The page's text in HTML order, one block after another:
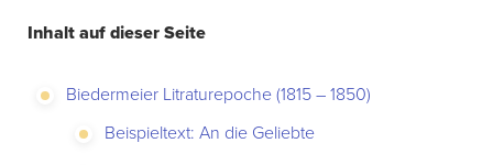
Inhalt auf dieser Seite
Biedermeier Litraturepoche (1815 – 1850)
Beispieltext: An die Geliebte